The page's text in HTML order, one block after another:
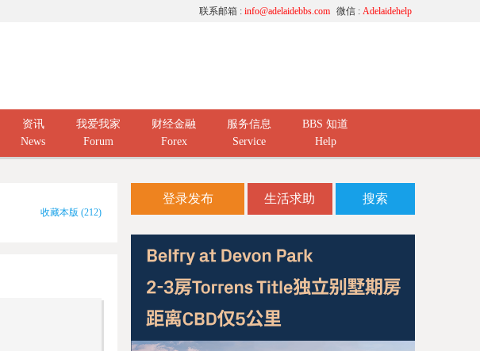
微信 : Adelaidehelp
联系邮箱 : info@adelaidebbs.com
资讯
News
我爱我家
Forum
财经金融
Forex
服务信息
Service
BBS 知道
Help
收藏本版 (212)
登录发布 生活求助 搜索